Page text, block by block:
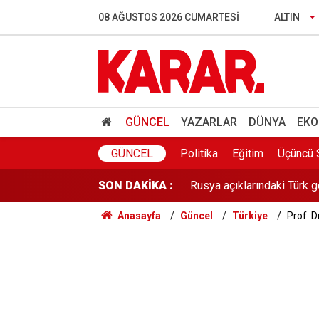
08 AĞUSTOS 2026 CUMARTESI ALTIN
GÜNCEL YAZARLAR DÜNYA
GÜNCEL Politika Eğitim Üçüncü
SON DAKİKA :
İş Bankası Grubu’nda üst
ÖSYM'den kalp
Rusya açıklarındaki Türk
Yeni Parti'nin MHP'ye
Davutoğlu’ndan Gannuşi
Anasayfa Güncel Türkiye Prof.